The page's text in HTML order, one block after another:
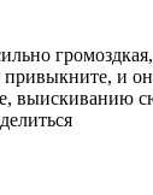
громоздкая,
и
выискиванию